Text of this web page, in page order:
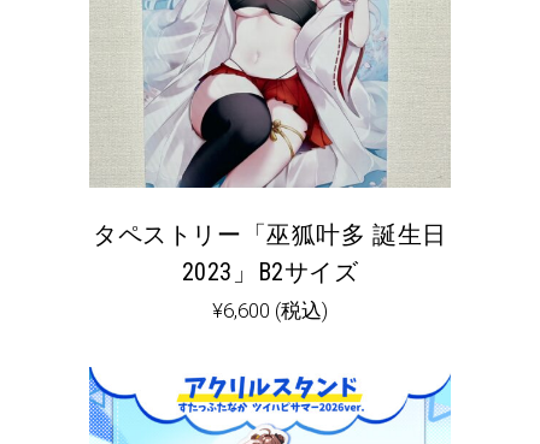
タペストリー「巫狐叶多 誕生日
2023」B2サイズ
¥6,600 (税込)